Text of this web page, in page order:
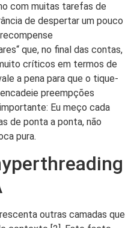
com muitas tarefas de
de despertar um pouco
que, no final das contas,
críticos em termos de
a pena para que o tique-
preempções
Eu meço cada
de ponta a ponta, não
pura.
outras camadas que